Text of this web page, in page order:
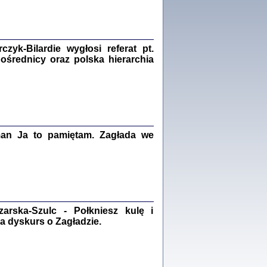
Warszawa 2022
Bańkowska
Bańkowska, wstęp Jacek Leociak
Warszawa 2021
Bilardie wygłosi referat pt.
oraz polska hierarchia
Ja to pamiętam. Zagłada we
Szulc - Połkniesz kulę i
dyskurs o Zagładzie.